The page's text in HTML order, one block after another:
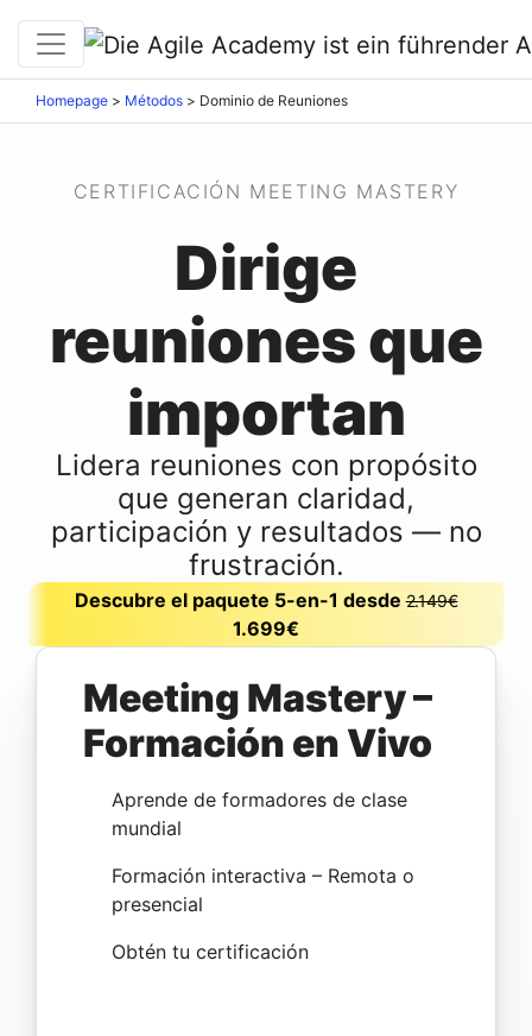
Homepage > Métodos > Dominio de Reuniones
CERTIFICACIÓN MEETING MASTERY
Dirige
reuniones que
importan
Lidera reuniones con propósito
que generan claridad,
participación y resultados — no
frustración.
Descubre el paquete 5-en-1 desde2.149€
1.699€
Meeting Mastery –
Formación en Vivo
Aprende de formadores de clase
mundial
Formación interactiva – Remota o
presencial
Obtén tu certificación